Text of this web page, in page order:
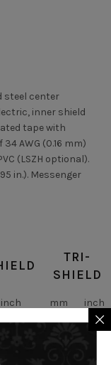
steel center
inner shield
tape with
AWG (0.16 mm)
(LSZH optional).
in.). Messenger
TRI-
SHIELD
inch mm inch